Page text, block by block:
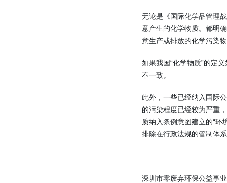
无论是《国际化学品管理
意产生的化学物质。都明
意生产或排放的化学污染
如果我国“化学物质”的定
不一致。
此外，一些已经纳入国际
的污染程度已经较为严重
质纳入条例意图建立的“
排除在行政法规的管制体
深圳市零废弃环保公益事